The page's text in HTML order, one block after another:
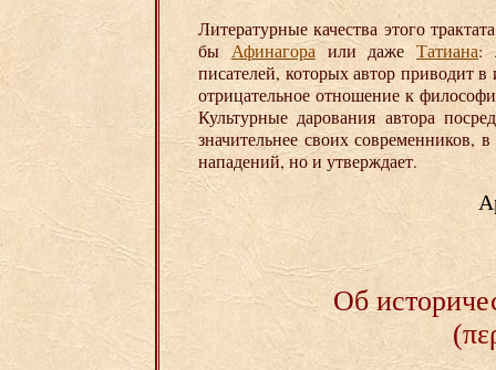
Литературные качества этого
бы Афинагора или дажеТатиана:
писателей, которых автор приводит
отрицательное отношение к
Культурные дарования автора
значительнее своих современников,
нападений, но и утверждает.
Об